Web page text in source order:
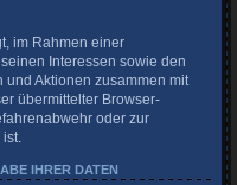
im Rahmen einer
Interessen sowie den
und Aktionen zusammen mit
übermittelter Browser-
oder zur
IHRER DATEN